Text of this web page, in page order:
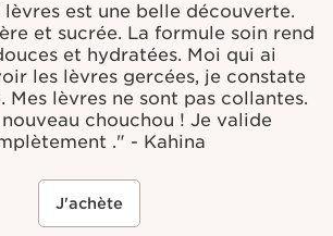
lèvres est une belle découverte.
et sucrée. La formule soin rend
et hydratées. Moi qui ai
les lèvres gercées, je constate
Mes lèvres ne sont pas collantes.
chouchou ! Je valide
." - Kahina
J'achète